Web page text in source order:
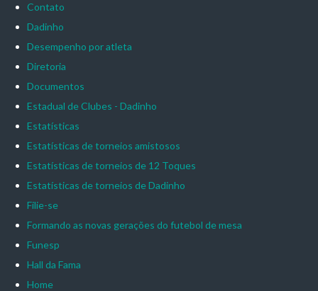
Contato
Dadinho
Desempenho por atleta
Diretoria
Documentos
Estadual de Clubes - Dadinho
Estatísticas
Estatísticas de torneios amistosos
Estatísticas de torneios de 12 Toques
Estatísticas de torneios de Dadinho
Filie-se
Formando as novas gerações do futebol de mesa
Funesp
Hall da Fama
Home